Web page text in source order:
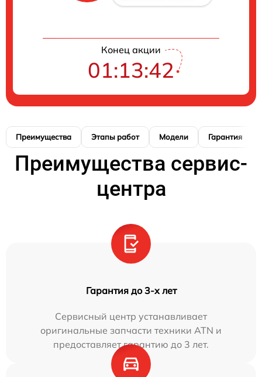
Конец акции
01:13:41
Преимущества Этапы работ Модели Гарантия
Преимущества сервис-
центра
Гарантия до 3-х лет
Сервисный центр устанавливает
оригинальные запчасти техники ATN и
предоставляет гарантию до 3 лет.